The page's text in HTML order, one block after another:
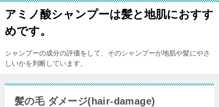
アミノ酸シャンプーは髪と地肌におすす
めです。
シャンプーの成分の評価をして、そのシャンプーが地肌や髪にやさ
しいかを判断しています。
髪の毛 ダメージ(hair-damage)